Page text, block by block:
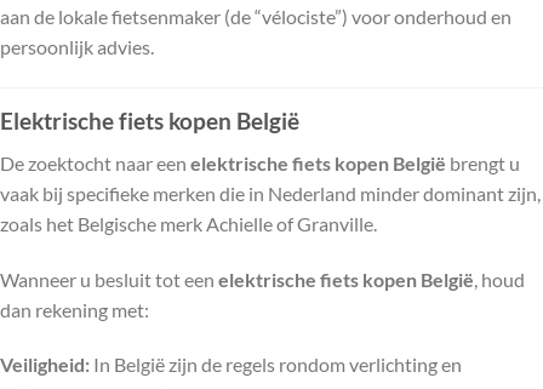
aan de lokale fietsenmaker (de “vélociste”) voor onderhoud en
persoonlijk advies.
Elektrische fiets kopen België
De zoektocht naar een elektrische fiets kopen België brengt u
vaak bij specifieke merken die in Nederland minder dominant zijn,
zoals het Belgische merk Achielle of Granville.
Wanneer u besluit tot een elektrische fiets kopen België , houd
dan rekening met:
Veiligheid: In België zijn de regels rondom verlichting en